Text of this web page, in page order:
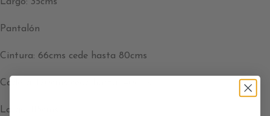
Pantalón
Cintura: 66cms cede hasta 80cms
Cadera: 120cms cede hasta 140cms
Largo: 115cms